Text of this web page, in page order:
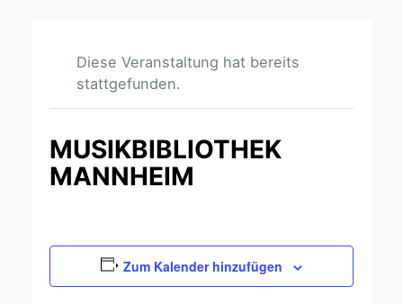
Diese Veranstaltung hat bereits
stattgefunden.
MUSIKBIBLIOTHEK
MANNHEIM
Zum Kalender hinzufügen